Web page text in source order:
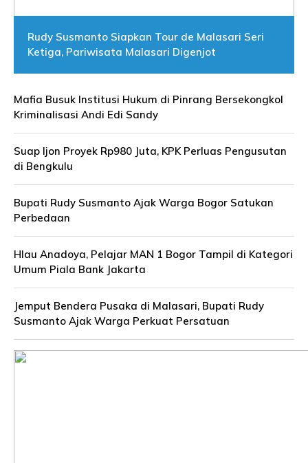
Rudy Susmanto Siapkan Tour de Malasari Seri
Ketiga, Pariwisata Malasari Digenjot
Mafia Busuk Institusi Hukum di Pinrang Bersekongkol
Kriminalisasi Andi Edi Sandy
Suap Ijon Proyek Rp980 Juta, KPK Perluas Pengusutan
di Bengkulu
Bupati Rudy Susmanto Ajak Warga Bogor Satukan
Perbedaan
Hlau Anadoya, Pelajar MAN 1 Bogor Tampil di Kategori
Umum Piala Bank Jakarta
Jemput Bendera Pusaka di Malasari, Bupati Rudy
Susmanto Ajak Warga Perkuat Persatuan